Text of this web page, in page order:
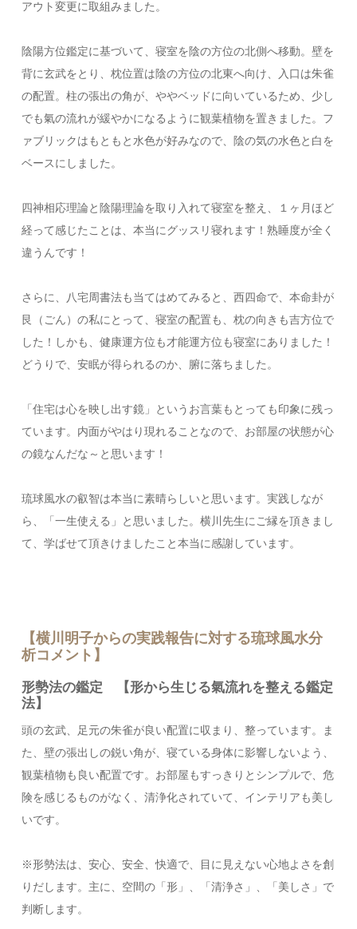
アウト変更に取組みました。
陰陽方位鑑定に基づいて、寝室を陰の方位の北側へ移動。壁を
背に玄武をとり、枕位置は陰の方位の北東へ向け、入口は朱雀
の配置。柱の張出の角が、ややベッドに向いているため、少し
でも氣の流れが緩やかになるように観葉植物を置きました。フ
ァブリックはもともと水色が好みなので、陰の気の水色と白を
ベースにしました。
四神相応理論と陰陽理論を取り入れて寝室を整え、１ヶ月ほど
経って感じたことは、本当にグッスリ寝れます！熟睡度が全く
違うんです！
さらに、八宅周書法も当てはめてみると、西四命で、本命卦が
艮（ごん）の私にとって、寝室の配置も、枕の向きも吉方位で
した！しかも、健康運方位も才能運方位も寝室にありました！
どうりで、安眠が得られるのか、腑に落ちました。
「住宅は心を映し出す鏡」というお言葉もとっても印象に残っ
ています。内面がやはり現れることなので、お部屋の状態が心
の鏡なんだな～と思います！
琉球風水の叡智は本当に素晴らしいと思います。実践しなが
ら、「一生使える」と思いました。横川先生にご縁を頂きまし
て、学ばせて頂きけましたこと本当に感謝しています。
【横川明子からの実践報告に対する琉球風水分
析コメント】
形勢法の鑑定 【形から生じる氣流れを整える鑑定
法】
頭の玄武、足元の朱雀が良い配置に収まり、整っています。ま
た、壁の張出しの鋭い角が、寝ている身体に影響しないよう、
観葉植物も良い配置です。お部屋もすっきりとシンプルで、危
険を感じるものがなく、清浄化されていて、インテリアも美し
いです。
※形勢法は、安心、安全、快適で、目に見えない心地よさを創
りだします。主に、空間の「形」、「清浄さ」、「美しさ」で
判断します。